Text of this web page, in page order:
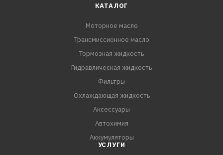
КАТАЛОГ
Моторное масло
Трансмиссионное масло
Тормозная жидкость
Гидравлическая жидкость
Фильтры
Охлаждающая жидкость
Аксессуары
Автохимия
Аккумуляторы
УСЛУГИ